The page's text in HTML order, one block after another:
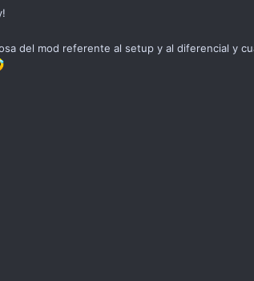
del mod referente al setup y al diferencial y